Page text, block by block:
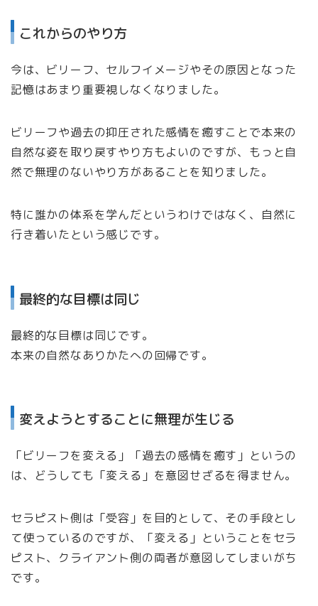
これからのやり方
今は、ビリーフ、セルフイメージやその原因となった
記憶はあまり重要視しなくなりました。
ビリーフや過去の抑圧された感情を癒すことで本来の
自然な姿を取り戻すやり方もよいのですが、もっと自
然で無理のないやり方があることを知りました。
特に誰かの体系を学んだというわけではなく、自然に
行き着いたという感じです。
最終的な目標は同じ
最終的な目標は同じです。
本来の自然なありかたへの回帰です。
変えようとすることに無理が生じる
「ビリーフを変える」「過去の感情を癒す」というの
は、どうしても「変える」を意図せざるを得ません。
セラピスト側は「受容」を目的として、その手段とし
て使っているのですが、「変える」ということをセラ
ピスト、クライアント側の両者が意図してしまいがち
です。